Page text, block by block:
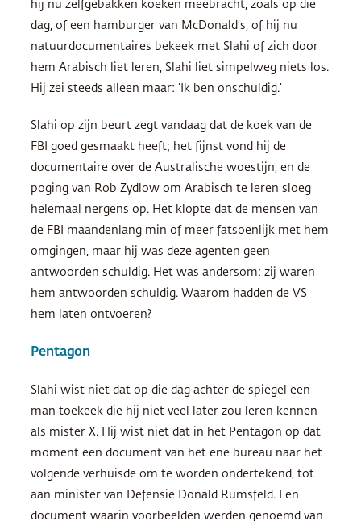
hij nu zelfgebakken koeken meebracht, zoals op die
dag, of een hamburger van McDonald’s, of hij nu
natuurdocumentaires bekeek met Slahi of zich door
hem Arabisch liet leren, Slahi liet simpelweg niets los.
Hij zei steeds alleen maar: ‘Ik ben onschuldig.’
Slahi op zijn beurt zegt vandaag dat de koek van de
FBI goed gesmaakt heeft; het fijnst vond hij de
documentaire over de Australische woestijn, en de
poging van Rob Zydlow om Arabisch te leren sloeg
helemaal nergens op. Het klopte dat de mensen van
de FBI maandenlang min of meer fatsoenlijk met hem
omgingen, maar hij was deze agenten geen
antwoorden schuldig. Het was andersom: zij waren
hem antwoorden schuldig. Waarom hadden de VS
hem laten ontvoeren?
Pentagon
Slahi wist niet dat op die dag achter de spiegel een
man toekeek die hij niet veel later zou leren kennen
als mister X. Hij wist niet dat in het Pentagon op dat
moment een document van het ene bureau naar het
volgende verhuisde om te worden ondertekend, tot
aan minister van Defensie Donald Rumsfeld. Een
document waarin voorbeelden werden genoemd van